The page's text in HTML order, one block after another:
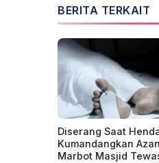
BERITA TERKAIT
Diserang Saat
Kumandangkan Azan,
Marbot Masjid